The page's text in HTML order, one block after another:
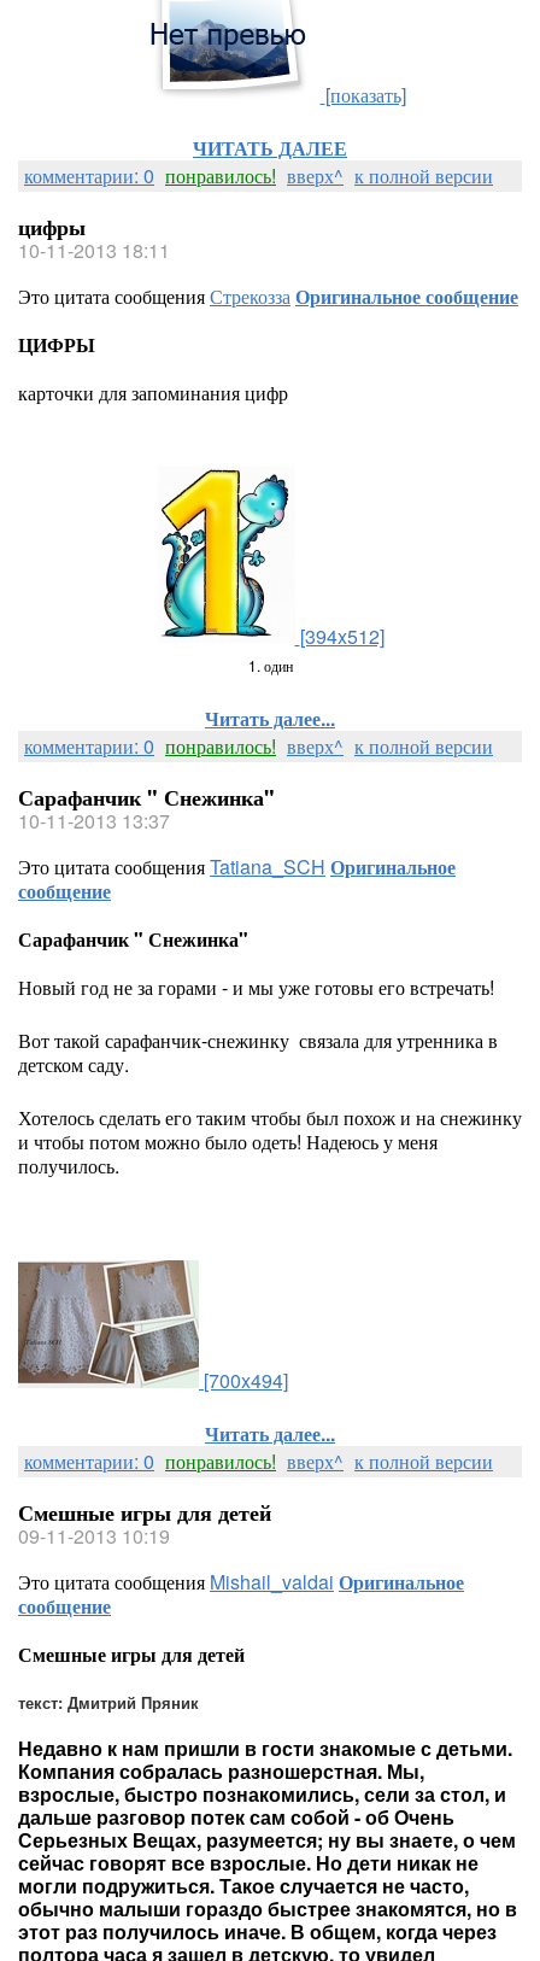
[показать]
ЧИТАТЬ ДАЛЕЕ
комментарии: 0 понравилось! вверх^ к полной версии
цифры
10-11-2013 18:11
Это цитата сообщенияСтрекоззаОригинальное сообщение
ЦИФРЫ
карточки для запоминания цифр
[394x512]
1. один
Читать далее...
комментарии: 0 понравилось! вверх^ к полной версии
Сарафанчик " Снежинка"
10-11-2013 13:37
Это цитата сообщенияTatiana_SCH Оригинальное
сообщение
Сарафанчик " Снежинка"
Новый год не за горами - и мы уже готовы его встречать!
Вот такой сарафанчик-снежинку связала для утренника в
детском саду.
Хотелось сделать его таким чтобы был похож и на снежинку
и чтобы потом можно было одеть! Надеюсь у меня
получилось.
[700x494]
Читать далее...
комментарии: 0 понравилось! вверх^ к полной версии
Смешные игры для детей
09-11-2013 10:19
Это цитата сообщения Mishail_valdai Оригинальное
сообщение
Смешные игры для детей
текст: Дмитрий Пряник
Недавно к нам пришли в гости знакомые с детьми.
Компания собралась разношерстная. Мы,
взрослые, быстро познакомились, сели за стол, и
дальше разговор потек сам собой - об Очень
Серьезных Вещах, разумеется; ну вы знаете, о чем
сейчас говорят все взрослые. Но дети никак не
могли подружиться. Такое случается не часто,
обычно малыши гораздо быстрее знакомятся, но в
этот раз получилось иначе. В общем, когда через
полтора часа я зашел в детскую, то увидел